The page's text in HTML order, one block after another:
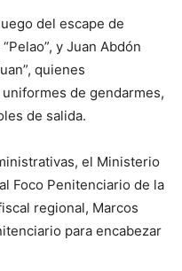
del escape de
y Juan Abdón
quienes
de gendarmes,
de salida.
el Ministerio
Foco Penitenciario de la
regional, Marcos
para encabezar